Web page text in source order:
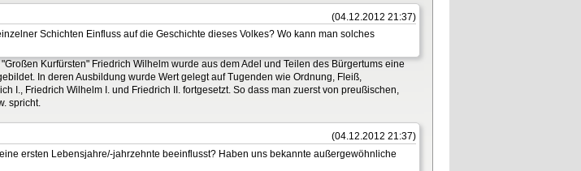
(04.12.2012 21:37)
Schichten Einfluss auf die Geschichte dieses Volkes? Wo kann man solches
Kurfürsten" Friedrich Wilhelm wurde aus dem Adel und Teilen des Bürgertums eine
In deren Ausbildung wurde Wert gelegt auf Tugenden wie Ordnung, Fleiß,
I., Friedrich Wilhelm I. und Friedrich II. fortgesetzt. So dass man zuerst von preußischen,
spricht.
(04.12.2012 21:37)
ersten Lebensjahre/-jahrzehnte beeinflusst? Haben uns bekannte außergewöhnliche